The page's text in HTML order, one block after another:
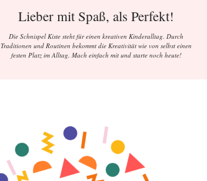
Lieber mit Spaß, als Perfekt!
Die Schnispel Kiste steht für einen kreativen Kinderalltag. Durch
Traditionen und Routinen bekommt die Kreativität wie von selbst einen
festen Platz im Alltag. Mach einfach mit und starte noch heute!